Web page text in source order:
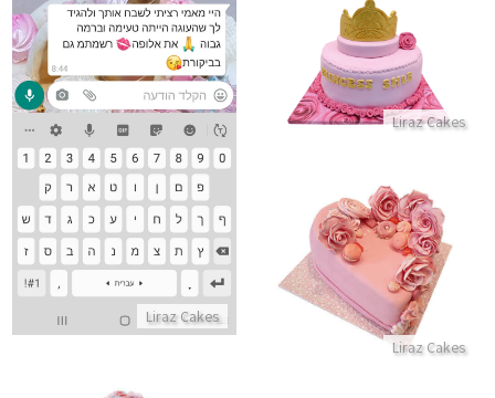
Liraz Cakes
ביקורות מלקוחות לעוגה ברמה
התקשר/י Liraz Cakes
עוגת כתר לנסיכה
התקשר/י
Liraz Cakes
עוגת לב ליום האהבה
התקשר/י